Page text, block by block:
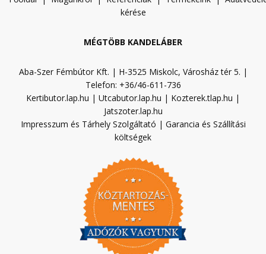
kérése
MÉGTÖBB KANDELÁBER
Aba-Szer Fémbútor Kft. | H-3525 Miskolc, Városház tér 5. |
Telefon: +36/46-611-736
Kertibutor.lap.hu | Utcabutor.lap.hu | Kozterek.tlap.hu |
Jatszoter.lap.hu
Impresszum és Tárhely Szolgáltató | Garancia és Szállítási
költségek